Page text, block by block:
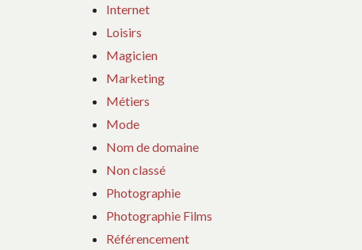
Internet
Loisirs
Magicien
Marketing
Métiers
Mode
Nom de domaine
Non classé
Photographie
Photographie Films
Référencement